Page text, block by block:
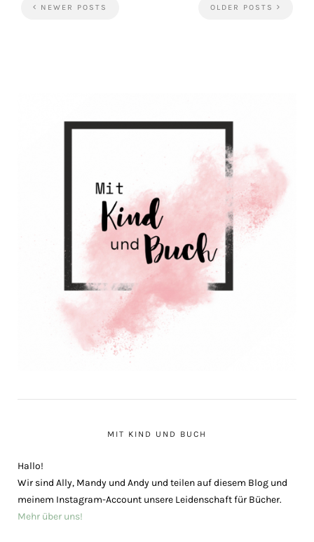
OLDER POSTS
NEWER POSTS
MIT KIND UND BUCH
Hallo!
Wir sind Ally, Mandy und Andy und teilen auf diesem Blog und
meinem Instagram-Account unsere Leidenschaft für Bücher.
Mehr über uns!